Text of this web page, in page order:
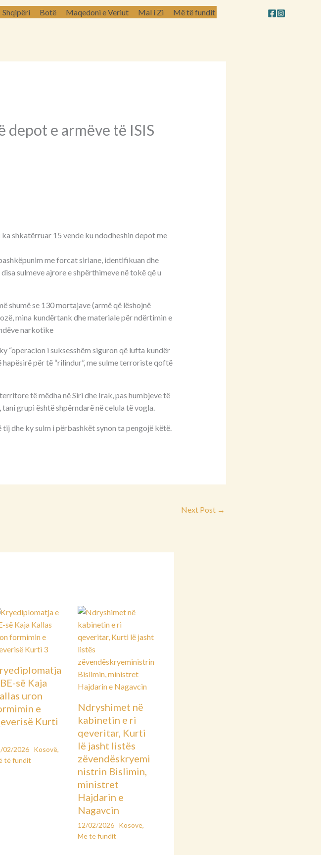
Shqipëri Botë Maqedoni e Veriut Mal i Zi Më të fundit
depot e armëve të ISIS
shkatërruar 15 vende ku ndodheshin depot me
me forcat siriane, identifikuan dhe
sulmeve ajrore e shpërthimeve në tokë që u
shumë se 130 mortajave (armë që lëshojnë
mina kundërtank dhe materiale për ndërtimin e
narkotike
“operacion i suksesshëm siguron që lufta kundër
hapësirë për të “rilindur”, me sulme terroriste qoftë
të mëdha në Siri dhe Irak, pas humbjeve të
grupi është shpërndarë në celula të vogla.
dhe ky sulm i përbashkët synon ta pengojë këtë.
Next Post →
së Kaja
uron
e
Kurti
02/2026 Kosovë,
të fundit
Ndryshimet në
kabinetin e ri
qeveritar, Kurti
lë jasht listës
zëvendëskryemi
nistrin Bislimin,
ministret
Hajdarin e
Nagavcin
12/02/2026 Kosovë,
Më të fundit